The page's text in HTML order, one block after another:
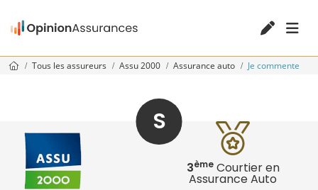
Tous les assureurs Assu 2000 Assurance auto Je commente
S
3ème Courtier en
Assurance Auto